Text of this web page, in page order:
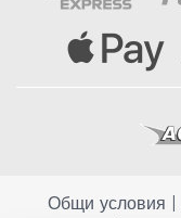
Общи условия